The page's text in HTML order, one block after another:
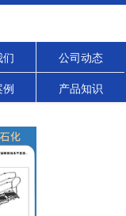
们 公司动态
产品知识